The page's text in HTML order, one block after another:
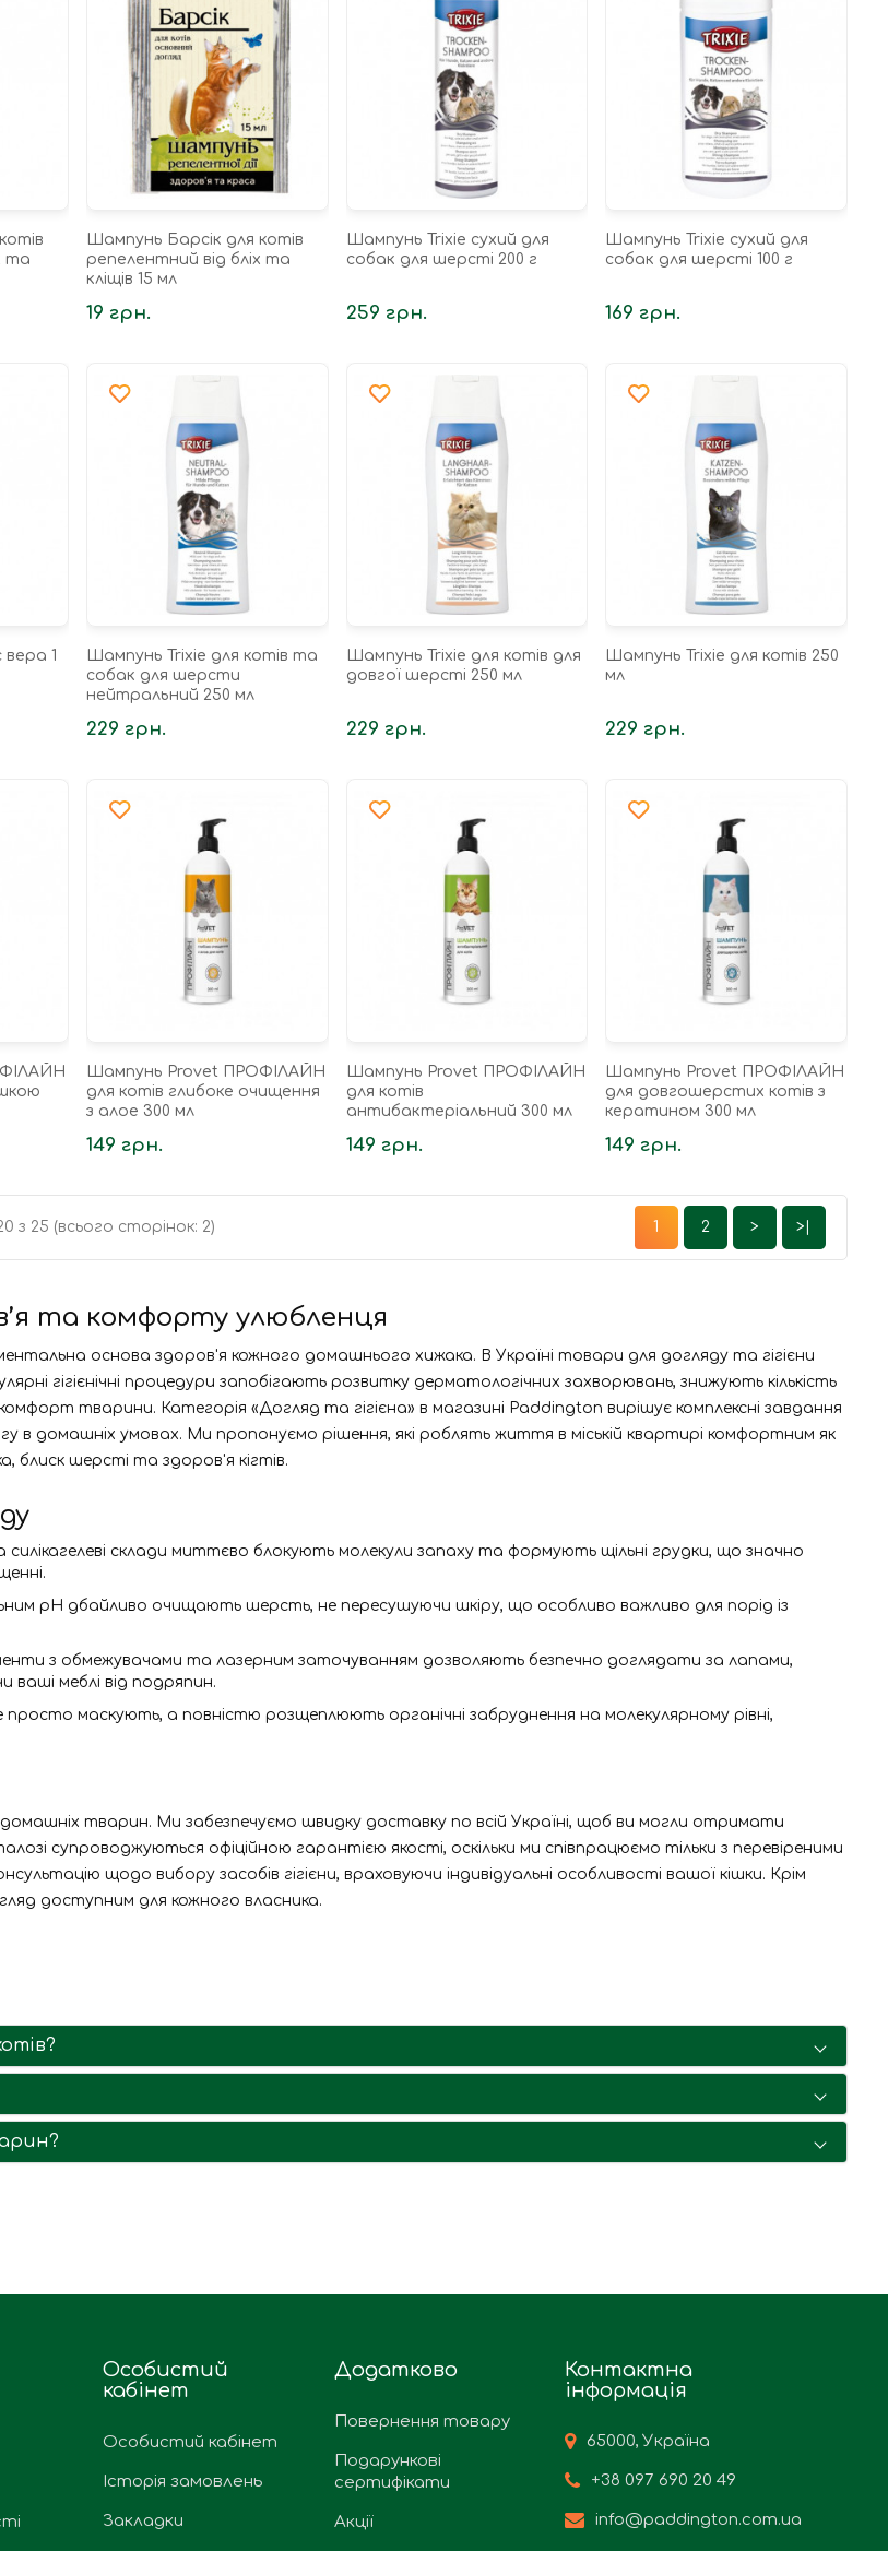
та
Шампунь Барсік для котів
репелентний від бліх та
кліщів 15 мл
19 грн.
Шампунь Trixie сухий для
собак для шерсті 200 г
259 грн.
Шампунь Trixie сухий для
собак для шерсті 100 г
169 грн.
1
Шампунь Trixie для котів та
собак для шерсти
нейтральний 250 мл
229 грн.
Шампунь Trixie для котів для
довгої шерсті 250 мл
229 грн.
Шампунь Trixie для котів 250
мл
229 грн.
Шампунь Provet ПРОФІЛАЙН
для котів глибоке очищення
з алое 300 мл
149 грн.
Шампунь Provet ПРОФІЛАЙН
для котів
антибактеріальний 300 мл
149 грн.
Шампунь Provet ПРОФІЛАЙН
для довгошерстих котів з
кератином 300 мл
149 грн.
з 25 (всього сторінок: 2) 1 2 > >|
та комфорту улюбленця
основа здоров'я кожного домашнього хижака. В Україні товари для догляду та гігієни
гігієнічні процедури запобігають розвитку дерматологічних захворювань, знижують кількість
тварини. Категорія «Догляд та гігієна» в магазині Paddington вирішує комплексні завдання
в домашніх умовах. Ми пропонуємо рішення, які роблять життя в міській квартирі комфортним як
блиск шерсті та здоров'я кігтів.
силікагелеві склади миттєво блокують молекули запаху та формують щільні грудки, що значно
pH дбайливо очищають шерсть, не пересушуючи шкіру, що особливо важливо для порід із
з обмежувачами та лазерним заточуванням дозволяють безпечно доглядати за лапами,
меблі від подряпин.
просто маскують, а повністю розщеплюють органічні забруднення на молекулярному рівні,
тварин. Ми забезпечуємо швидку доставку по всій Україні, щоб ви могли отримати
супроводжуються офіційною гарантією якості, оскільки ми співпрацюємо тільки з перевіреними
щодо вибору засобів гігієни, враховуючи індивідуальні особливості вашої кішки. Крім
доступним для кожного власника.
Особистий
кабінет
Особистий кабінет
Історія замовлень
Закладки
Додатково
Повернення товару
Подарункові
сертифікати
Акції
Контактна
інформація
65000, Україна
+38 097 690 20 49
info@paddington.com.ua